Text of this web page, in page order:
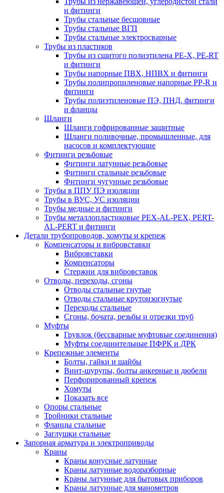
и фитинги
Трубы стальные бесшовные
Трубы стальные ВГП
Трубы стальные электросварные
Трубы из пластиков
Трубы из сшитого полиэтилена PE-X, PE-RT
и фитинги
Трубы напорные ПВХ, НПВХ и фитинги
Трубы полипропиленовые напорные PP-R и
фитинги
Трубы полиэтиленовые ПЭ, ПНД, фитинги
и фланцы
Шланги
Шланги гофрированные защитные
Шланги поливочные, промышленные, для
насосов и комплектующие
Фитинги резьбовые
Фитинги латунные резьбовые
Фитинги стальные резьбовые
Фитинги чугунные резьбовые
Трубы в ППУ ПЭ изоляции
Трубы в ВУС, УС изоляции
Трубы медные и фитинги
Трубы металлопластиковые PEX-AL-PEX, PERT-
AL-PERT и фитинги
Детали трубопроводов, хомуты и крепеж
Компенсаторы и вибровставки
Вибровставки
Компенсаторы
Стержни для вибровставок
Отводы, переходы, сгоны
Отводы стальные гнутые
Отводы стальные крутоизогнутые
Переходы стальные
Сгоны, бочата, резьбы и отрезки труб
Муфты
Грувлок (бессварные муфтовые соединения)
Муфты соединительные ПФРК и ДРК
Крепежные элементы
Болты, гайки и шайбы
Винт-шурупы, болты анкерные и дюбели
Перфорированный крепеж
Хомуты
Показать все
Опоры стальные
Тройники стальные
Фланцы стальные
Заглушки стальные
Запорная арматура и электроприводы
Краны
Краны конусные латунные
Краны латунные водоразборные
Краны латунные для бытовых приборов
Краны латунные для манометров